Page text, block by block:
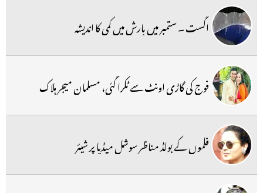
اگست ۔ ستمبر میں بارش میں کمی کا اندیشہ
فوج کی گاڑی اونٹ سے ٹکرا گئی، مسلمان میجر ہلاک
فلموں کے بولڈ مناظر سوشل میڈیا پر شیئر